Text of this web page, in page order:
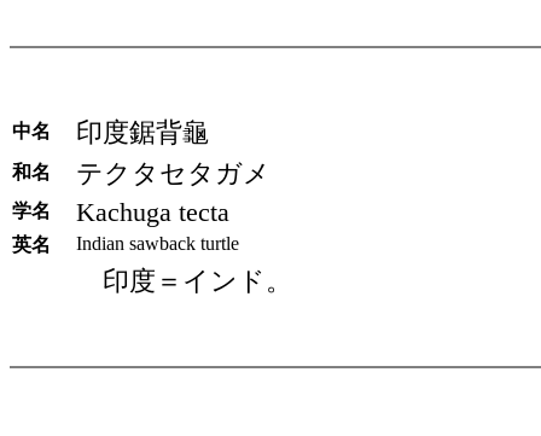
中名 印度鋸背龜
和名 テクタセタガメ
学名 Kachuga tecta
英名 Indian sawback turtle
印度＝インド。